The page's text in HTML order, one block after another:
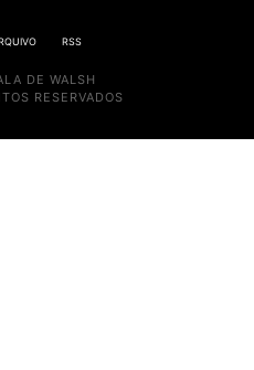
RSS
DE WALSH
RESERVADOS